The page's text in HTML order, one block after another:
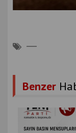
Benzer